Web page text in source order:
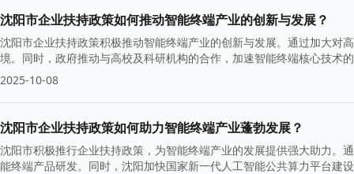
沈阳市企业扶持政策如何推动智能终端产业的创新与发展？
沈阳市企业扶持政策积极推动智能终端产业的创新与发展。通过加大对
境。同时，政府推动与高校及科研机构的合作，加速智能终端核心技术
2025-10-08
沈阳市企业扶持政策如何助力智能终端产业蓬勃发展？
沈阳市积极推行企业扶持政策，为智能终端产业的发展提供强大助力。
能终端产品研发。同时，沈阳加快国家新一代人工智能公共算力平台建